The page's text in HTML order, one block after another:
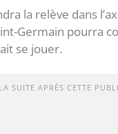
la relève dans
Germain pourra
se jouer.
LA SUITE APRÈS CETTE